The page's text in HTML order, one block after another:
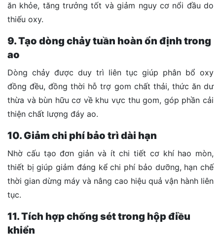
ăn khỏe, tăng trưởng tốt và giảm nguy cơ nổi đầu do
thiếu oxy.
9. Tạo dòng chảy tuần hoàn ổn định trong
ao
Dòng chảy được duy trì liên tục giúp phân bổ oxy
đồng đều, đồng thời hỗ trợ gom chất thải, thức ăn dư
thừa và bùn hữu cơ về khu vực thu gom, góp phần cải
thiện chất lượng đáy ao.
10. Giảm chi phí bảo trì dài hạn
Nhờ cấu tạo đơn giản và ít chi tiết cơ khí hao mòn,
thiết bị giúp giảm đáng kể chi phí bảo dưỡng, hạn chế
thời gian dừng máy và nâng cao hiệu quả vận hành liên
tục.
11. Tích hợp chống sét trong hộp điều
khiển